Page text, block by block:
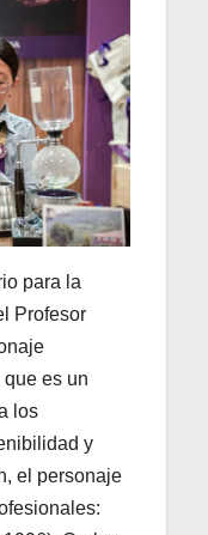
para la
Profesor
es un
los
y
el personaje